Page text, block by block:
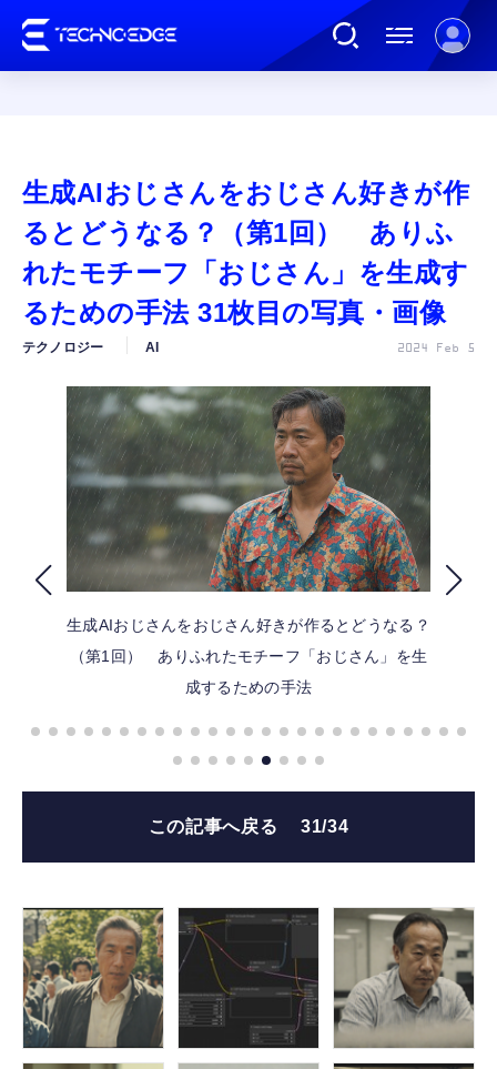
AI
ガジェット
カルチャー
公式ストア
FOLLOW US
生成AIおじさんをおじさん好きが作
るとどうなる？（第1回） ありふ
れたモチーフ「おじさん」を生成す
るための手法 31枚目の写真・画像
テクノロジー AI 2024 Feb 5
生成AIおじさんをおじさん好きが作るとどうなる？
（第1回） ありふれたモチーフ「おじさん」を生
成するための手法
この記事へ戻る 31/34